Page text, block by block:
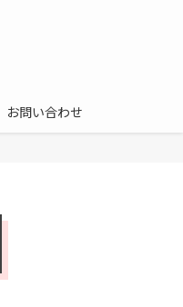
お問い合わせ